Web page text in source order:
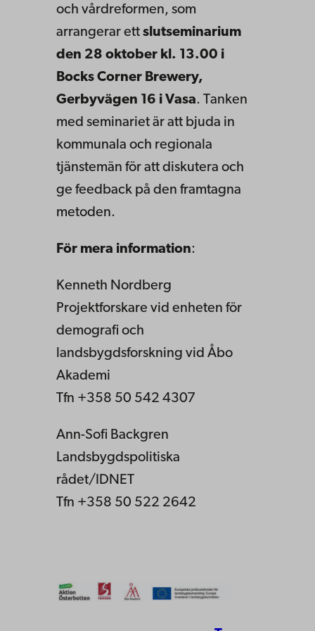
och vårdreformen, som
arrangerar ett slutseminarium
den 28 oktober kl. 13.00 i
Bocks Corner Brewery,
Gerbyvägen 16 i Vasa. Tanken
med seminariet är att bjuda in
kommunala och regionala
tjänstemän för att diskutera och
ge feedback på den framtagna
metoden.
För mera information:
Kenneth Nordberg
Projektforskare vid enheten för
demografi och
landsbygdsforskning vid Åbo
Akademi
Tfn +358 50 542 4307
Ann-Sofi Backgren
Landsbygdspolitiska
rådet/IDNET
Tfn +358 50 522 2642